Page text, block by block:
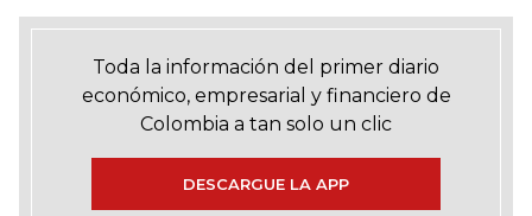
Toda la información del primer diario
económico, empresarial y financiero de
Colombia a tan solo un clic
DESCARGUE LA APP